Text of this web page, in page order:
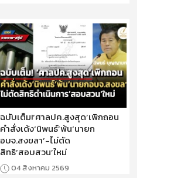
ฉบับเต็ม!‘ศาลปค.สูงสุด’เพิกถอน
คำสั่งเด้ง‘นิพนธ์’พ้น‘นายก
อบจ.สงขลา’-ไม่ตัด
สิทธิ‘สอบสวน’ใหม่
04 สิงหาคม 2569